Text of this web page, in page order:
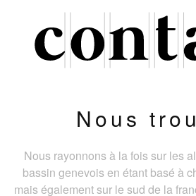
Nous
Nous rayonnons à la fois sur les
bassin genevois en étant basé à
mais également sur le sud de la